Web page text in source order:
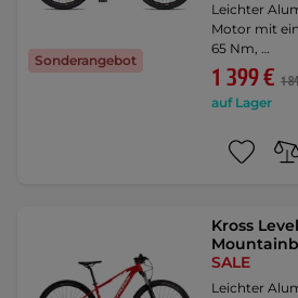
Sonderangebot
Leichter
Motor mit
65 Nm, …
1 399 € 1
auf Lager
Kross
SALE
Leichter